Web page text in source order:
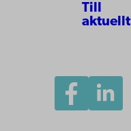
Till
aktuellt